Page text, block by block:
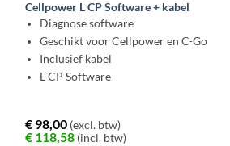
Cellpower L CP Software + kabel
Diagnose software
Geschikt voor Cellpower en C-Go
Inclusief kabel
L CP Software
€ 98,00 (excl. btw)
€ 118,58 (incl. btw)